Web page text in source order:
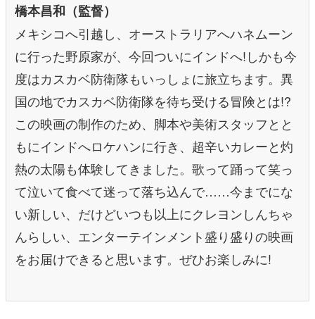
橋本昌和（監督）
メキシコへ引越し、オーストラリアへハネムーン
に行った野原家が、今回ついにインドへ!しかも今
度はカスカベ防衛隊もいっしょに旅立ちます。異
国の地でカスカベ防衛隊を待ち受ける冒険とは!?
この映画の制作のため、脚本や美術スタッフとと
もにインドへロケハンに行き、超辛いカレーと灼
熱の太陽も体験してきました。歌って踊って笑っ
て泣いて食べて迷って落ち込んで……今までにな
い新しい、だけどいつも以上にクレヨンしんちゃ
んらしい、エンターテインメント盛り盛りの映画
をお届けできると思います。ぜひお楽しみに!